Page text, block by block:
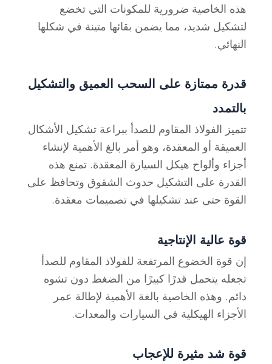
هذه الخاصية ضرورية للمكونات التي تخضع
لتشكيل شديد، مما يضمن بقائها متينة في شكلها
النهائي.
قدرة ممتازة على السحب العميق والتشكيل
بالتمدد
تتميز الفولاذ المقاوم للصدأ ببراعة تشكيل الأشكال
العميقة أو المعقدة، وهو أمر بالغ الأهمية لإنشاء
أجزاء وألواح هيكل السيارة المعقدة. تمنع هذه
القدرة على التشكيل حدوث الشقوق وتحافظ على
القوة حتى عند تشكيلها في تصميمات معقدة.
قوة عالية الإنتاجية
إن قوة الخضوع المرتفعة للفولاذ المقاوم للصدأ
تجعله يتحمل قدرًا كبيرًا من الضغط دون تشوه
دائم. وهذه الخاصية بالغة الأهمية لإطالة عمر
الأجزاء الهيكلية في السيارات والمعدات.
قوة شد مثيرة للإعجاب